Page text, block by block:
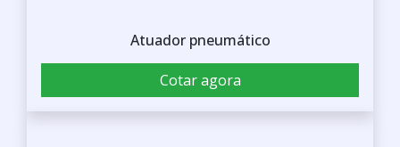
Atuador pneumático
Cotar agora